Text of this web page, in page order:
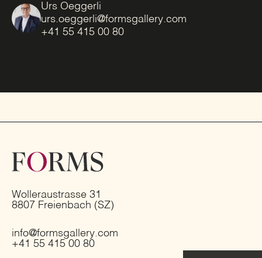
Urs Oeggerli
urs.oeggerli@formsgallery.com
+41 55 415 00 80
Wolleraustrasse 31
8807 Freienbach (SZ)
info@formsgallery.com
+41 55 415 00 80